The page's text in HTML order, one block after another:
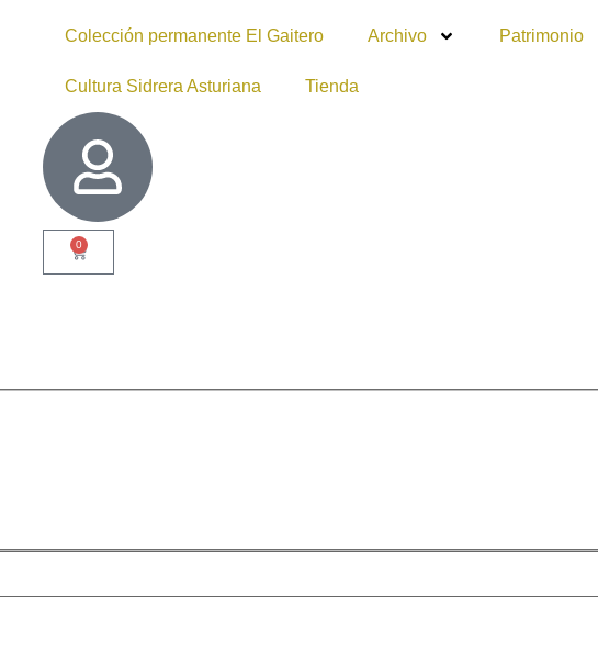
Colección permanente El Gaitero Archivo Patrimonio
Cultura Sidrera Asturiana Tienda
0